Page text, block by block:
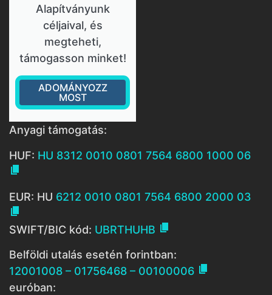
Alapítványunk
céljaival, és
megteheti,
támogasson minket!
ADOMÁNYOZZ
MOST
Anyagi támogatás:
HUF: HU 8312 0010 0801 7564 6800 1000 06

EUR: HU 6212 0010 0801 7564 6800 2000 03

SWIFT/BIC kód: UBRTHUHB 
Belföldi utalás esetén forintban:
12001008 – 01756468 – 00100006 
euróban: